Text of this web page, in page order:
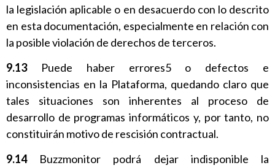
la legislación aplicable o en desacuerdo con lo descrito
en esta documentación, especialmente en relación con
la posible violación de derechos de terceros.
9.13 Puede haber errores5 o defectos e
inconsistencias en la Plataforma, quedando claro que
tales situaciones son inherentes al proceso de
desarrollo de programas informáticos y, por tanto, no
constituirán motivo de rescisión contractual.
9.14 Buzzmonitor podrá dejar indisponible la